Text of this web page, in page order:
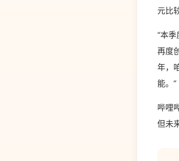
元比
“本
再度
年，
能。”
哔哩
但未